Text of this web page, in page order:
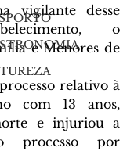
vigilante desse
e Menores de
relativo à
com 13 anos,
e injuriou a
processo por